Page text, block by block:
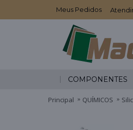
Meus Pedidos
COMPONENTES
Principal QUÍMICOS